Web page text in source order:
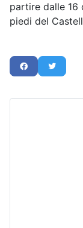
partire dalle 16
piedi del